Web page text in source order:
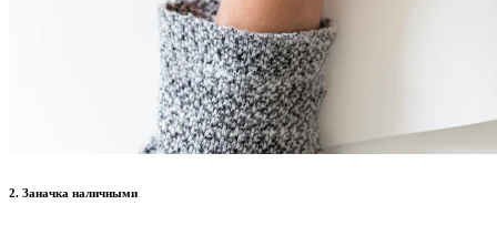
2. Заначка наличными